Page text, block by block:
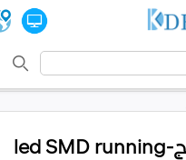
نتيجة البحث عن المنتج-led SMD running